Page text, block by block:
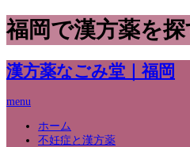
福岡で漢方薬を
漢方薬なごみ堂｜福岡
menu
ホーム
不妊症と漢方薬